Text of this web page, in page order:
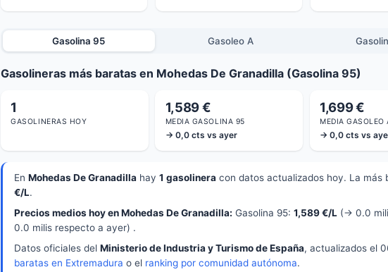
Gasolina 95 Gasoleo A
Gasolineras más baratas en Mohedas De Granadilla (Gasolina 95)
1
GASOLINERAS HOY
1,589 €
MEDIA GASOLINA 95
→ 0,0 cts vs ayer
1,699 €
MEDIA GASOLEO
→ 0,0 cts vs
En Mohedas De Granadilla hay 1 gasolinera con datos actualizados hoy. La más
€/L.
Precios medios hoy en Mohedas De Granadilla: Gasolina 95: 1,589 €/L (→ 0.0
0.0 milis respecto a ayer) .
Datos oficiales del Ministerio de Industria y Turismo de España, actualizados el
baratas en Extremadura o el ranking por comunidad autónoma.